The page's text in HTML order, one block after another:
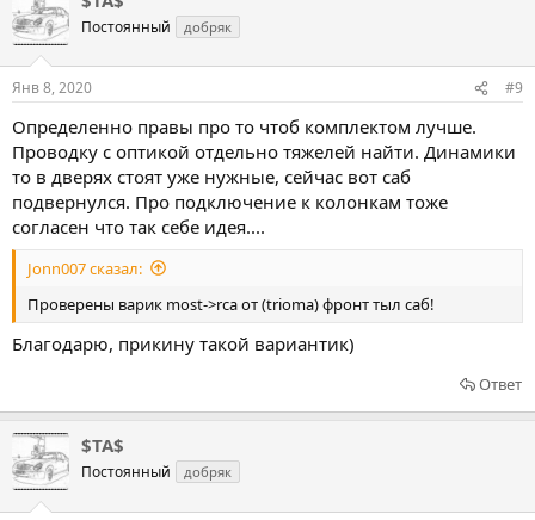
Постоянный добряк
Янв 8, 2020 #9
Определенно правы про то чтоб комплектом лучше.
Проводку с оптикой отдельно тяжелей найти. Динамики
то в дверях стоят уже нужные, сейчас вот саб
подвернулся. Про подключение к колонкам тоже
согласен что так себе идея....
Jonn007 сказал:
Проверены варик most->rca от (trioma) фронт тыл саб!
Благодарю, прикину такой вариантик)
Ответ
$TA$
Постоянный добряк